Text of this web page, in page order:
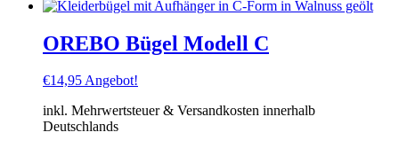
OREBO Bügel Modell C
€14,95Angebot!
inkl. Mehrwertsteuer & Versandkosten innerhalb
Deutschlands